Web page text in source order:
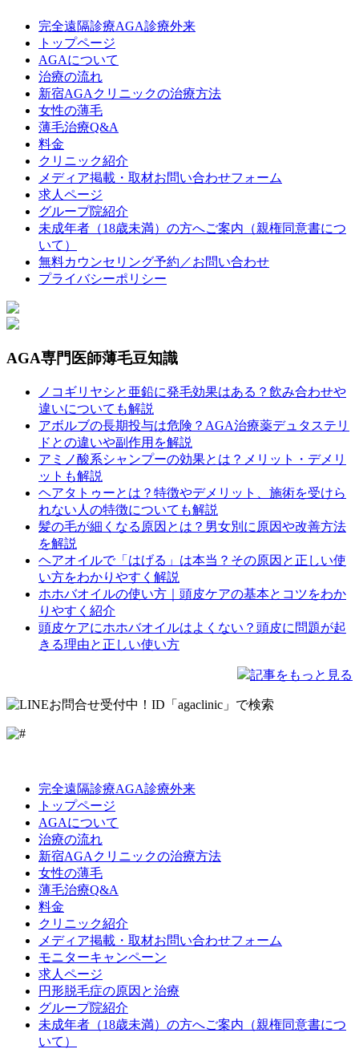
完全遠隔診療AGA診療外来
トップページ
AGAについて
治療の流れ
新宿AGAクリニックの治療方法
女性の薄毛
薄毛治療Q&A
料金
クリニック紹介
メディア掲載・取材お問い合わせフォーム
求人ページ
グループ院紹介
未成年者（18歳未満）の方へご案内（親権同意書につ
いて）
無料カウンセリング予約／お問い合わせ
プライバシーポリシー
AGA専門医師薄毛豆知識
ノコギリヤシと亜鉛に発毛効果はある？飲み合わせや
違いについても解説
アボルブの長期投与は危険？AGA治療薬デュタステリ
ドとの違いや副作用を解説
アミノ酸系シャンプーの効果とは？メリット・デメリ
ットも解説
ヘアタトゥーとは？特徴やデメリット、施術を受けら
れない人の特徴についても解説
髪の毛が細くなる原因とは？男女別に原因や改善方法
を解説
ヘアオイルで「はげる」は本当？その原因と正しい使
い方をわかりやすく解説
ホホバオイルの使い方｜頭皮ケアの基本とコツをわか
りやすく紹介
頭皮ケアにホホバオイルはよくない？頭皮に問題が起
きる理由と正しい使い方
記事をもっと見る
完全遠隔診療AGA診療外来
トップページ
AGAについて
治療の流れ
新宿AGAクリニックの治療方法
女性の薄毛
薄毛治療Q&A
料金
クリニック紹介
メディア掲載・取材お問い合わせフォーム
モニターキャンペーン
求人ページ
円形脱毛症の原因と治療
グループ院紹介
未成年者（18歳未満）の方へご案内（親権同意書につ
いて）